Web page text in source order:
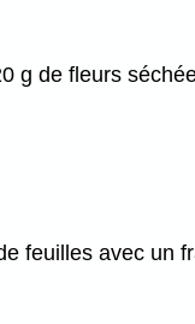
g de fleurs
feuilles avec un